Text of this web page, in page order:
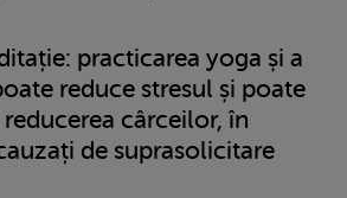
practicarea yoga și a
reduce stresul și poate
cârceilor, în
de suprasolicitare